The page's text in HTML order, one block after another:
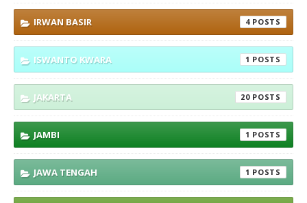
IRWAN BASIR 4
ISWANTO KWARA 1
JAKARTA 20
JAMBI 1
JAWA TENGAH 1